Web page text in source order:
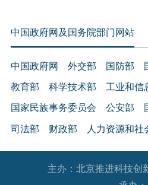
中国政府网及国务院部门网站
中国政府网 外交部 国防部
教育部 科学技术部 工业和信
国家民族事务委员会 公安部
司法部 财政部 人力资源和社
生态环境部 住房和城乡建设部
农业农村部 商务部 文化和旅
主办：北京推进科技创